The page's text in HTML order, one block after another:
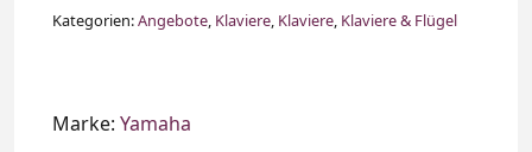
Kategorien:Angebote, Klaviere, Klaviere, Klaviere & Flügel
Marke: Yamaha